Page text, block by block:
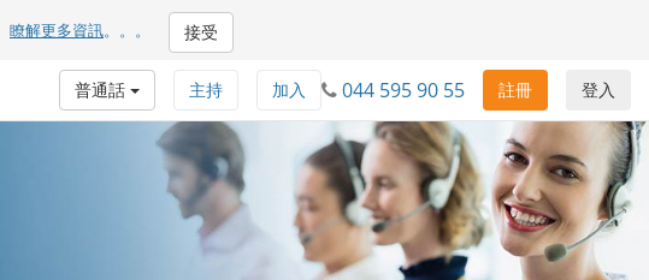
瞭解更多資訊。。。 接受
登入
註冊
044 595 90 55
加入
主持
普通話